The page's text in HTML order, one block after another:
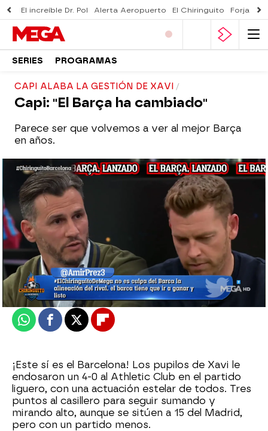
El increíble Dr. Pol Alerta Aeropuerto El Chiringuito Forjado
SERIES PROGRAMAS
CAPI ALABA LA GESTIÓN DE XAVI
Capi: "El Barça ha cambiado"
Parece ser que volvemos a ver al mejor Barça
en años.
El Chiringuito
Madrid
Actualizado:28 de febrero de 2022, 06:00
Publicado:28 de febrero de 2022, 00:40
WhatsappFacebook
X Flipboard
¡Este sí es el Barcelona! Los pupilos de Xavi le
endosaron un 4-0 al Athletic Club en el partido
liguero, con una actuación estelar de todos. Tres
puntos al casillero para seguir sumando y
mirando alto, aunque se sitúen a 15 del Madrid,
pero con un partido menos.